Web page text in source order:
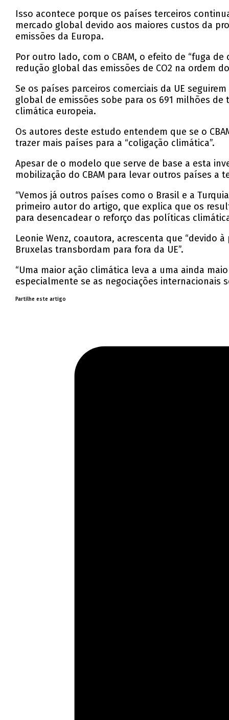
Isso acontece porque os países terceiros
mercado global devido aos maiores custos da
emissões da Europa.
Por outro lado, com o CBAM, o efeito de “fuga
redução global das emissões de CO2 na ordem
Se os países parceiros comerciais da UE
global de emissões sobe para os 691 milhões
climática europeia.
Os autores deste estudo entendem que se o
trazer mais países para a “coligação climática”.
Apesar de o modelo que serve de base a esta
mobilização do CBAM para levar outros países a
“Vemos já outros países como o Brasil e a
primeiro autor do artigo, que explica que os
para desencadear o reforço das políticas
Leonie Wenz, coautora, acrescenta que “devido
Bruxelas transbordam para fora da UE”.
“Uma maior ação climática leva a uma ainda
especialmente se as negociações internacionais
Partilhe este artigo